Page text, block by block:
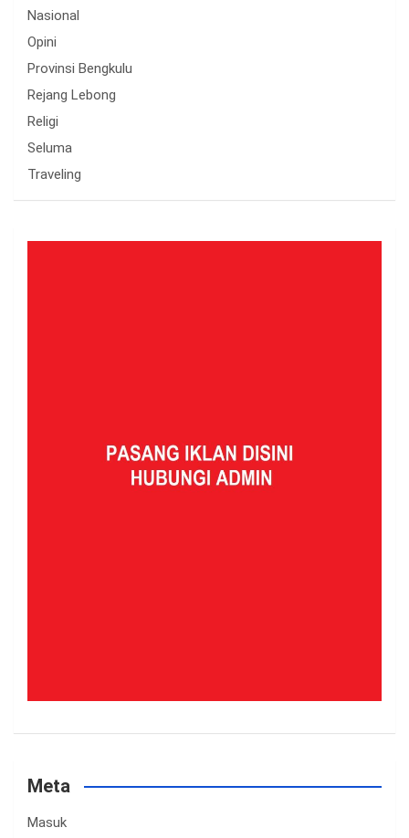
Nasional
Opini
Provinsi Bengkulu
Rejang Lebong
Religi
Seluma
Traveling
Meta
Masuk